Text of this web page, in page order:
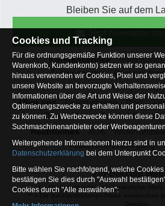
Bleiben Sie auf dem
Kundenservice Mein Konto
Zahlungsarten
Rücksendung
Häufige
Über uns
Unternehmen Blog
Osterfeldsee
Archiv Sitemap
Rechtliches
AGB
Altbatterie-Entsorgung
Zur Desktop
* = Alle Preisangaben inkl. gesetzlicher
Cookies und Tracking
Für die ordnungsgemäße Funktion unserer
Warenkorb, Kundenkonto) setzen wir so
hinaus verwenden wir Cookies, Pixel und
unsere Website an bevorzugte
Informationen über die Art und Weise der
Optimierungszwecke zu erhalten und
zu können. Zu Werbezwecke können diese
Suchmaschinenanbieter oder
Weitergehende Informationen hierzu sind in
Datenschutzerklärung bei dem Unterpunkt
Bitte wählen Sie nachfolgend, welche
bestätigen Sie dies durch "Auswahl
Cookies durch "Alle auswählen":